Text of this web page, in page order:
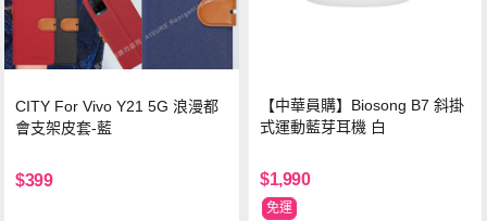
CITY For Vivo Y21 5G 浪漫都
會支架皮套-藍
$399
【中華員購】Biosong B7 斜掛
式運動藍芽耳機 白
$1,990
免運